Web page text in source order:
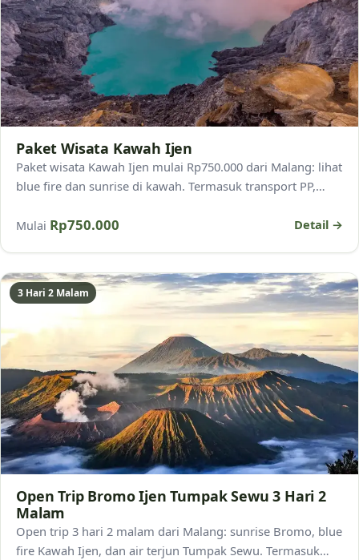
Paket Wisata Kawah Ijen
Paket wisata Kawah Ijen mulai Rp750.000 dari Malang: lihat
blue fire dan sunrise di kawah. Termasuk transport PP,
Mulai Rp750.000 Detail →
3 Hari 2 Malam
Open Trip Bromo Ijen Tumpak Sewu 3 Hari 2
Malam
Open trip 3 hari 2 malam dari Malang: sunrise Bromo, blue
fire Kawah Ijen, dan air terjun Tumpak Sewu. Termasuk